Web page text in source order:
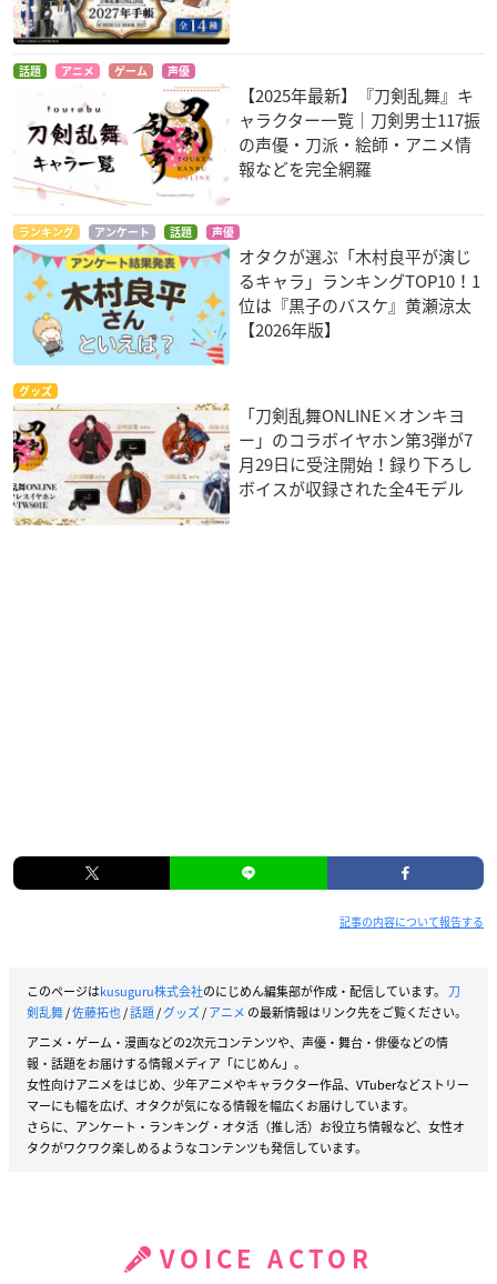
話題 アニメ ゲーム 声優
【2025年最新】『刀剣乱舞』キ
ャラクター一覧｜刀剣男士117振
の声優・刀派・絵師・アニメ情
報などを完全網羅
ランキング アンケート 話題 声優
オタクが選ぶ「木村良平が演じ
るキャラ」ランキングTOP10！1
位は『黒子のバスケ』黄瀬涼太
【2026年版】
グッズ
「刀剣乱舞ONLINE×オンキヨ
ー」のコラボイヤホン第3弾が7
月29日に受注開始！録り下ろし
ボイスが収録された全4モデル
記事の内容について報告する
このページはkusuguru株式会社のにじめん編集部が作成・配信しています。 刀
剣乱舞/佐藤拓也/話題/グッズ/アニメ の最新情報はリンク先をご覧ください。
アニメ・ゲーム・漫画などの2次元コンテンツや、声優・舞台・俳優などの情
報・話題をお届けする情報メディア「にじめん」。
女性向けアニメをはじめ、少年アニメやキャラクター作品、VTuberなどストリー
マーにも幅を広げ、オタクが気になる情報を幅広くお届けしています。
さらに、アンケート・ランキング・オタ活（推し活）お役立ち情報など、女性オ
タクがワクワク楽しめるようなコンテンツも発信しています。
VOICE ACTOR